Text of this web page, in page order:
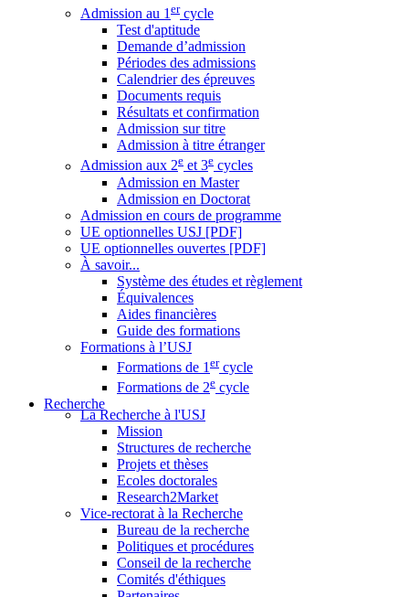
Admission au 1 ercycle
Test d'aptitude
Demande d’admission
Périodes des admissions
Calendrier des épreuves
Documents requis
Résultats et confirmation
Admission sur titre
Admission à titre étranger
Admission aux 2e et 3e cycles
Admission en Master
Admission en Doctorat
Admission en cours de programme
UE optionnelles USJ [PDF]
UE optionnelles ouvertes [PDF]
À savoir...
Système des études et règlement
Équivalences
Aides financières
Guide des formations
Formations à l’USJ
Formations de 1 ercycle
Formations de 2e cycle
Recherche
La Recherche à l'USJ
Mission
Structures de recherche
Projets et thèses
Ecoles doctorales
Research2Market
Vice-rectorat à la Recherche
Bureau de la recherche
Politiques et procédures
Conseil de la recherche
Comités d'éthiques